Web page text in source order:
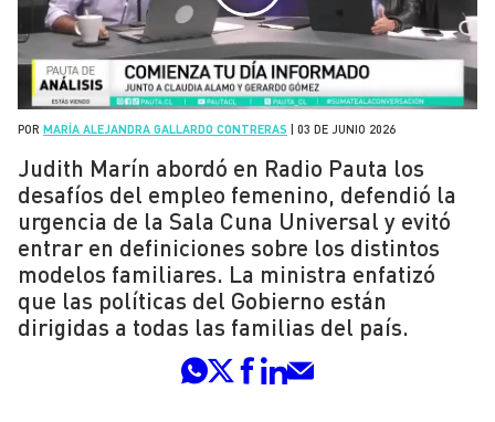
POR MARÍA ALEJANDRA GALLARDO CONTRERAS 03 DE JUNIO 2026
Judith Marín abordó en Radio Pauta los
desafíos del empleo femenino, defendió la
urgencia de la Sala Cuna Universal y evitó
entrar en definiciones sobre los distintos
modelos familiares. La ministra enfatizó
que las políticas del Gobierno están
dirigidas a todas las familias del país.